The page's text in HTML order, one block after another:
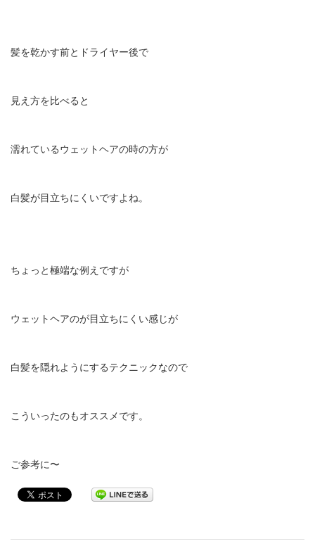
髪を乾かす前とドライヤー後で
見え方を比べると
濡れているウェットヘアの時の方が
白髪が目立ちにくいですよね。
ちょっと極端な例えですが
ウェットヘアのが目立ちにくい感じが
白髪を隠れようにするテクニックなので
こういったのもオススメです。
ご参考に〜